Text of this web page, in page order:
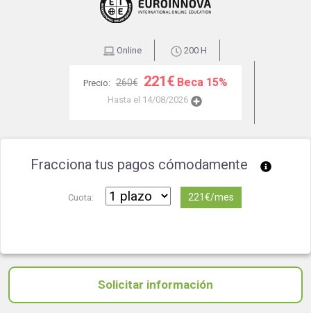
Online 200 H
Precio: 260€ 221€ Beca 15%
Hasta el 14/08/2026
Fracciona tus pagos cómodamente
Cuota: 221€/mes
Solicitar información